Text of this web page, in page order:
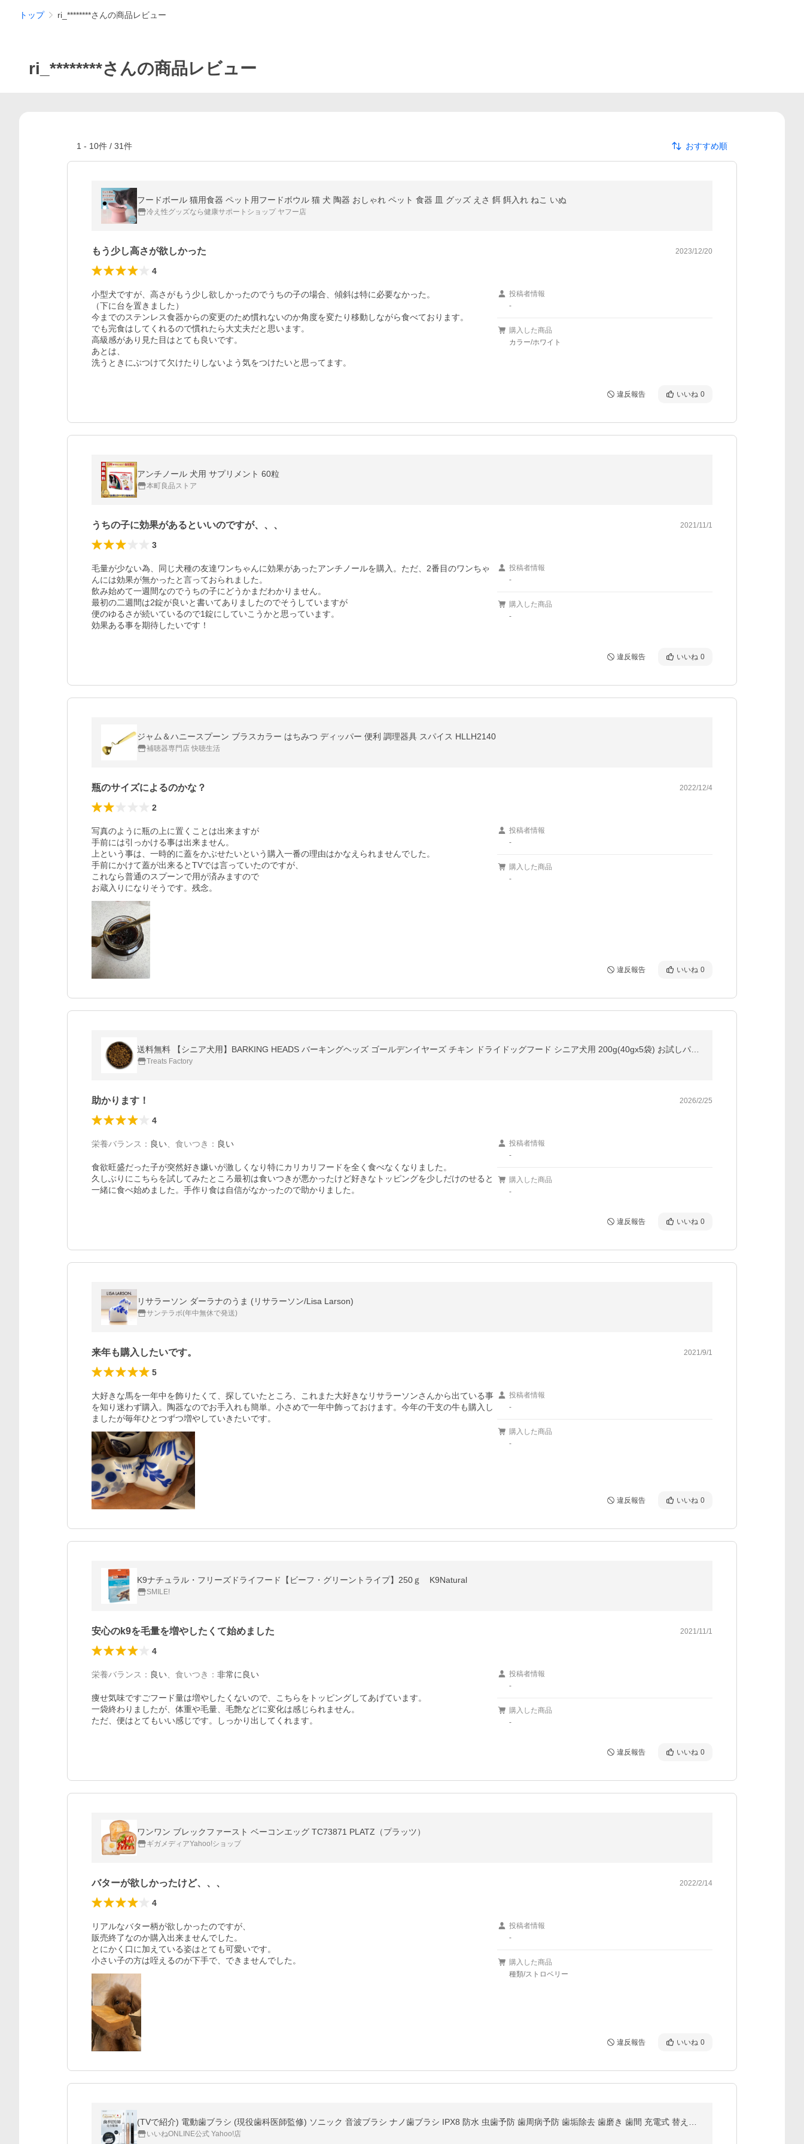
トップ ri_********さんの商品レビュー
ri_********さんの商品レビュー
1 - 10件 / 31件 おすすめ順
フードボール 猫用食器 ペット用フードボウル 猫 犬 陶器 おしゃれ ペット 食器 皿 グッズ えさ 餌 餌入れ ねこ いぬ
冷え性グッズなら健康サポートショップ ヤフー店
もう少し高さが欲しかった 2023/12/20
4
小型犬ですが、高さがもう少し欲しかったのでうちの子の場合、傾斜は特に必要なかった。
（下に台を置きました）
今までのステンレス食器からの変更のため慣れないのか角度を変たり移動しながら食べております。
でも完食はしてくれるので慣れたら大丈夫だと思います。
高級感があり見た目はとても良いです。
あとは、
洗うときにぶつけて欠けたりしないよう気をつけたいと思ってます。
投稿者情報
-
購入した商品
カラー/ホワイト
違反報告 いいね 0
アンチノール 犬用 サプリメント 60粒
本町良品ストア
うちの子に効果があるといいのですが、、、 2021/11/1
3
毛量が少ない為、同じ犬種の友達ワンちゃんに効果があったアンチノールを購入。ただ、2番目のワンちゃ
んには効果が無かったと言っておられました。
飲み始めて一週間なのでうちの子にどうかまだわかりません。
最初の二週間は2錠が良いと書いてありましたのでそうしていますが
便のゆるさが続いているので1錠にしていこうかと思っています。
効果ある事を期待したいです！
投稿者情報
-
購入した商品
-
違反報告 いいね 0
ジャム＆ハニースプーン ブラスカラー はちみつ ディッパー 便利 調理器具 スパイス HLLH2140
補聴器専門店 快聴生活
瓶のサイズによるのかな？ 2022/12/4
2
写真のように瓶の上に置くことは出来ますが
手前には引っかける事は出来ません。
上という事は、一時的に蓋をかぶせたいという購入一番の理由はかなえられませんでした。
手前にかけて蓋が出来るとTVでは言っていたのですが、
これなら普通のスプーンで用が済みますので
お蔵入りになりそうです。残念。
投稿者情報
-
購入した商品
-
違反報告 いいね 0
Treats Factory
助かります！ 2026/2/25
4
栄養バランス ： 良い 食いつき ： 良い
食欲旺盛だった子が突然好き嫌いが激しくなり特にカリカリフードを全く食べなくなりました。
久しぶりにこちらを試してみたところ最初は食いつきが悪かったけど好きなトッピングを少しだけのせると
一緒に食べ始めました。手作り食は自信がなかったので助かりました。
投稿者情報
-
購入した商品
-
違反報告 いいね 0
リサラーソン ダーラナのうま (リサラーソン/Lisa Larson)
サンテラボ(年中無休で発送)
来年も購入したいです。 2021/9/1
5
大好きな馬を一年中を飾りたくて、探していたところ、これまた大好きなリサラーソンさんから出ている事
を知り迷わず購入。陶器なのでお手入れも簡単。小さめで一年中飾っておけます。今年の干支の牛も購入し
ましたが毎年ひとつずつ増やしていきたいです。
投稿者情報
-
購入した商品
-
違反報告 いいね 0
K9ナチュラル・フリーズドライフード【ビーフ・グリーントライプ】250ｇ K9Natural
SMILE!
安心のk9を毛量を増やしたくて始めました 2021/11/1
4
栄養バランス ： 良い 食いつき ： 非常に良い
痩せ気味ですごフード量は増やしたくないので、こちらをトッピングしてあげています。
一袋終わりましたが、体重や毛量、毛艶などに変化は感じられません。
ただ、便はとてもいい感じです。しっかり出してくれます。
投稿者情報
-
購入した商品
-
違反報告 いいね 0
ワンワン ブレックファースト ベーコンエッグ TC73871 PLATZ（プラッツ）
ギガメディアYahoo!ショップ
バターが欲しかったけど、、、 2022/2/14
4
リアルなバター柄が欲しかったのですが、
販売終了なのか購入出来ませんでした。
とにかく口に加えている姿はとても可愛いです。
小さい子の方は咥えるのが下手で、できませんでした。
投稿者情報
-
購入した商品
種類/ストロベリー
違反報告 いいね 0
いいねONLINE公式 Yahoo!店